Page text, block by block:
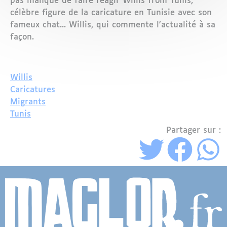
célèbre figure de la caricature en Tunisie avec son
fameux chat... Willis, qui commente l'actualité à sa
façon.
Willis
Caricatures
Migrants
Tunis
Partager sur :